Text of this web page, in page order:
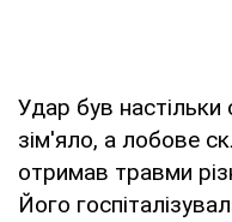
Удар був
зім'яло, а лобове
отримав травми
Його